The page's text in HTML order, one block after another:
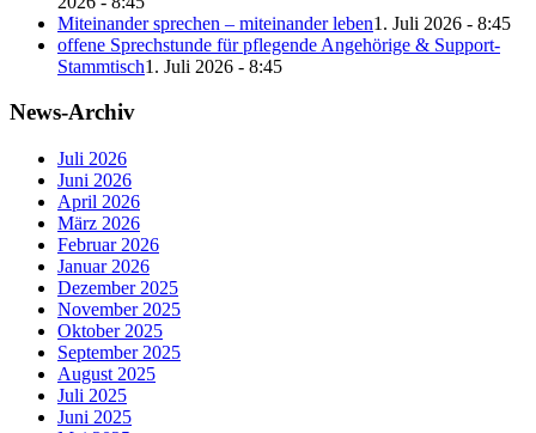
Miteinander sprechen – miteinander leben1. Juli 2026 - 8:45
offene Sprechstunde für pflegende Angehörige & Support-
Stammtisch1. Juli 2026 - 8:45
News-Archiv
Juli 2026
Juni 2026
April 2026
März 2026
Februar 2026
Januar 2026
Dezember 2025
November 2025
Oktober 2025
September 2025
August 2025
Juli 2025
Juni 2025